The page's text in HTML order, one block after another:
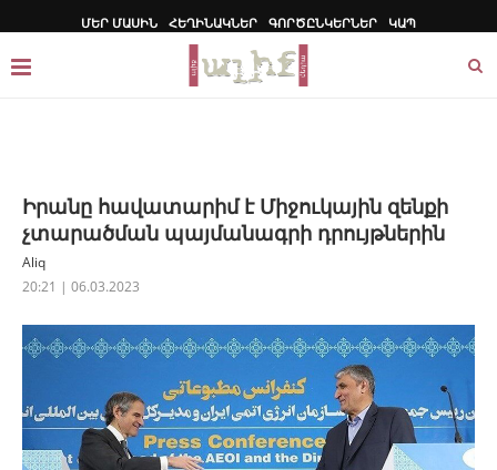
ՄԵՐ ՄԱՍԻՆ ՀԵՂԻՆԱԿՆԵՐ ԳՈՐԾԸՆԿԵՐՆԵՐ ԿԱՊ
Իրանը հավատարիմ է Միջուկային զենքի
չտարածման պայմանագրի դրույթներին
Aliq
20:21 | 06.03.2023